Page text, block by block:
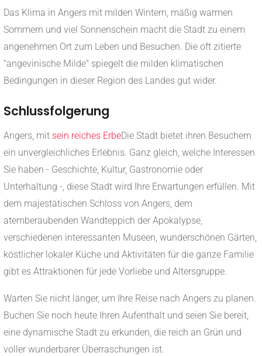
Das Klima in Angers mit milden Wintern, mäßig warmen
Sommern und viel Sonnenschein macht die Stadt zu einem
angenehmen Ort zum Leben und Besuchen. Die oft zitierte
"angevinische Milde" spiegelt die milden klimatischen
Bedingungen in dieser Region des Landes gut wider.
Schlussfolgerung
Angers, mit sein reiches ErbeDie Stadt bietet ihren Besuchern
ein unvergleichliches Erlebnis. Ganz gleich, welche Interessen
Sie haben - Geschichte, Kultur, Gastronomie oder
Unterhaltung -, diese Stadt wird Ihre Erwartungen erfüllen. Mit
dem majestätischen Schloss von Angers, dem
atemberaubenden Wandteppich der Apokalypse,
verschiedenen interessanten Museen, wunderschönen Gärten,
köstlicher lokaler Küche und Aktivitäten für die ganze Familie
gibt es Attraktionen für jede Vorliebe und Altersgruppe.
Warten Sie nicht länger, um Ihre Reise nach Angers zu planen.
Buchen Sie noch heute Ihren Aufenthalt und seien Sie bereit,
eine dynamische Stadt zu erkunden, die reich an Grün und
voller wunderbarer Überraschungen ist.